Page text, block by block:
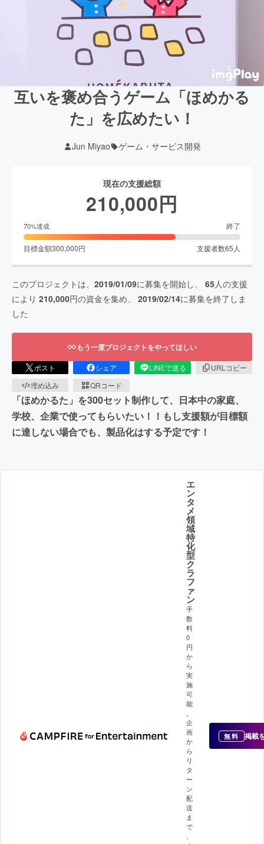
互いを褒め合うゲーム「ほめかる
た」を広めたい！
Jun Miyao ゲーム・サービス開発
現在の支援総額
210,000円
70%達成 終了
目標金額300,000円 支援者数65 人
このプロジェクトは、 2019/01/09に募集を開始し、 65人の支援
により 210,000円の資金を集め、 2019/02/14に募集を終了しま
した
もう一度プロジェクトをやってほしい
ポスト シェア LINEで送る
URLコピー
埋め込み
QRコード
「ほめかるた」を300セット制作して、日本中の家庭、
学校、企業で使ってもらいたい！！もし支援額が目標額
に達しない場合でも、製品化はする予定です！
エ
ン
タ
メ
領
域
特
化
型
ク
ラ
フ
ァ
ン
手
数
料
0
円
か
ら
実
施
可
能
企
画
か
ら
リ
タ
ー
ン
配
送
ま
で
無料 掲載